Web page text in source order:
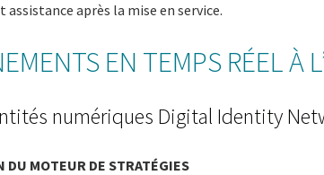
assistance après la mise en service.
EN TEMPS RÉEL À
numériques Digital Identity
DU MOTEUR DE STRATÉGIES